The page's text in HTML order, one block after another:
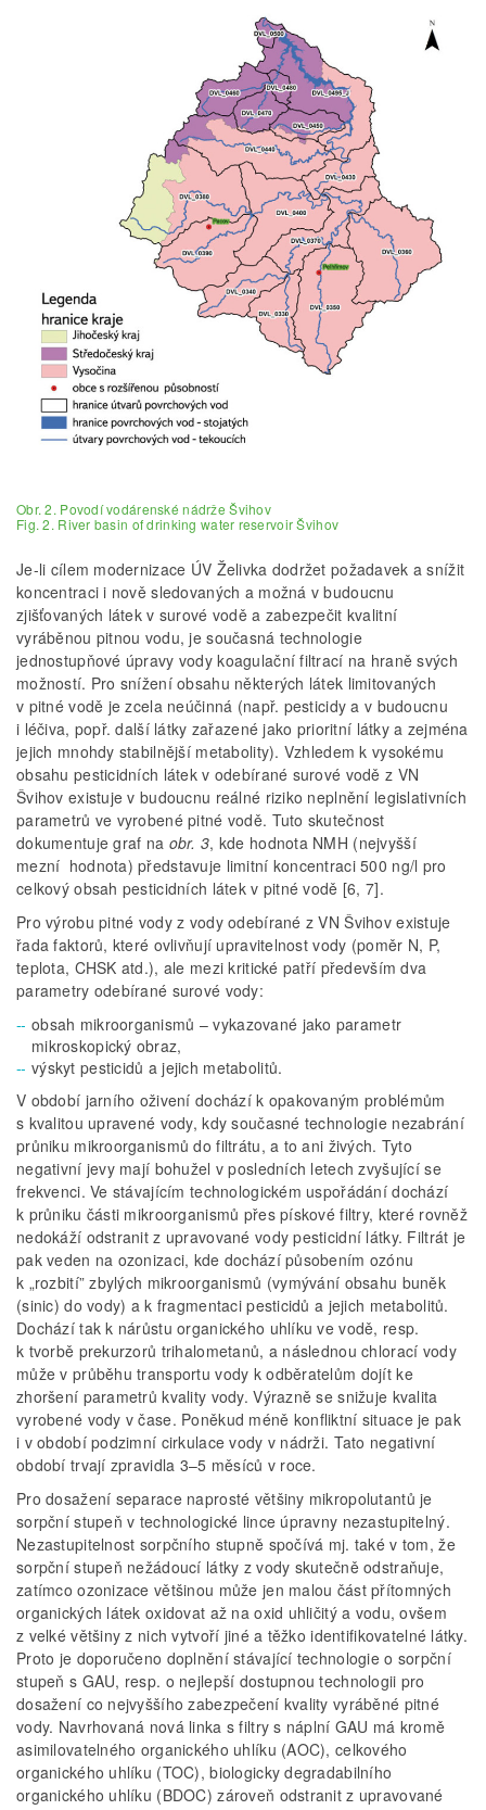
Obr. 2. Povodí vodárenské nádrže Švihov
Fig. 2. River basin of drinking water reservoir Švihov
Je-li cílem modernizace ÚV Želivka dodržet požadavek a snížit
koncentraci i nově sledovaných a možná v budoucnu
zjišťovaných látek v surové vodě a zabezpečit kvalitní
vyráběnou pitnou vodu, je současná technologie
jednostupňové úpravy vody koagulační filtrací na hraně svých
možností. Pro snížení obsahu některých látek limitovaných
v pitné vodě je zcela neúčinná (např. pesticidy a v budoucnu
i léčiva, popř. další látky zařazené jako prioritní látky a zejména
jejich mnohdy stabilnější metabolity). Vzhledem k vysokému
obsahu pesticidních látek v odebírané surové vodě z VN
Švihov existuje v budoucnu reálné riziko neplnění legislativních
parametrů ve vyrobené pitné vodě. Tuto skutečnost
dokumentuje graf na obr. 3, kde hodnota NMH (nejvyšší
mezní hodnota) představuje limitní koncentraci 500 ng/l pro
celkový obsah pesticidních látek v pitné vodě [6, 7].
Pro výrobu pitné vody z vody odebírané z VN Švihov existuje
řada faktorů, které ovlivňují upravitelnost vody (poměr N, P,
teplota, CHSK atd.), ale mezi kritické patří především dva
parametry odebírané surové vody:
obsah mikroorganismů – vykazované jako parametr
mikroskopický obraz,
výskyt pesticidů a jejich metabolitů.
V období jarního oživení dochází k opakovaným problémům
s kvalitou upravené vody, kdy současné technologie nezabrání
průniku mikroorganismů do filtrátu, a to ani živých. Tyto
negativní jevy mají bohužel v posledních letech zvyšující se
frekvenci. Ve stávajícím technologickém uspořádání dochází
k průniku části mikroorganismů přes pískové filtry, které rovněž
nedokáží odstranit z upravované vody pesticidní látky. Filtrát je
pak veden na ozonizaci, kde dochází působením ozónu
k „rozbití” zbylých mikroorganismů (vymývání obsahu buněk
(sinic) do vody) a k fragmentaci pesticidů a jejich metabolitů.
Dochází tak k nárůstu organického uhlíku ve vodě, resp.
k tvorbě prekurzorů trihalometanů, a následnou chlorací vody
může v průběhu transportu vody k odběratelům dojít ke
zhoršení parametrů kvality vody. Výrazně se snižuje kvalita
vyrobené vody v čase. Poněkud méně konfliktní situace je pak
i v období podzimní cirkulace vody v nádrži. Tato negativní
období trvají zpravidla 3–5 měsíců v roce.
Pro dosažení separace naprosté většiny mikropolutantů je
sorpční stupeň v technologické lince úpravny nezastupitelný.
Nezastupitelnost sorpčního stupně spočívá mj. také v tom, že
sorpční stupeň nežádoucí látky z vody skutečně odstraňuje,
zatímco ozonizace většinou může jen malou část přítomných
organických látek oxidovat až na oxid uhličitý a vodu, ovšem
z velké většiny z nich vytvoří jiné a těžko identifikovatelné látky.
Proto je doporučeno doplnění stávající technologie o sorpční
stupeň s GAU, resp. o nejlepší dostupnou technologii pro
dosažení co nejvyššího zabezpečení kvality vyráběné pitné
vody. Navrhovaná nová linka s filtry s náplní GAU má kromě
asimilovatelného organického uhlíku (AOC), celkového
organického uhlíku (TOC), biologicky degradabilního
organického uhlíku (BDOC) zároveň odstranit z upravované